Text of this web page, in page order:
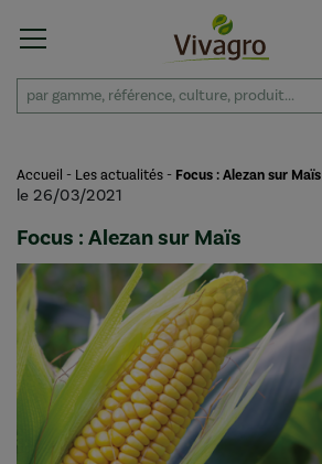
Accueil - Les actualités - Focus : Alezan sur Maïs
le 26/03/2021
Focus : Alezan sur Maïs